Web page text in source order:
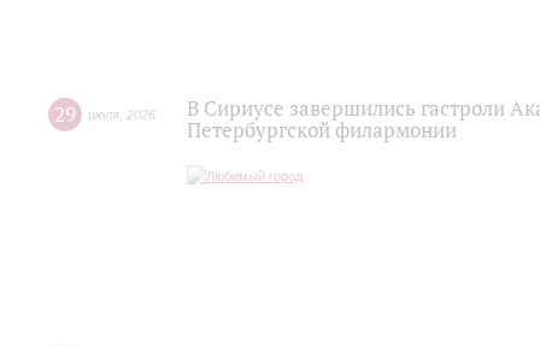
29 июля 2026
В Сириусе завершились гастроли
Петербургской филармонии